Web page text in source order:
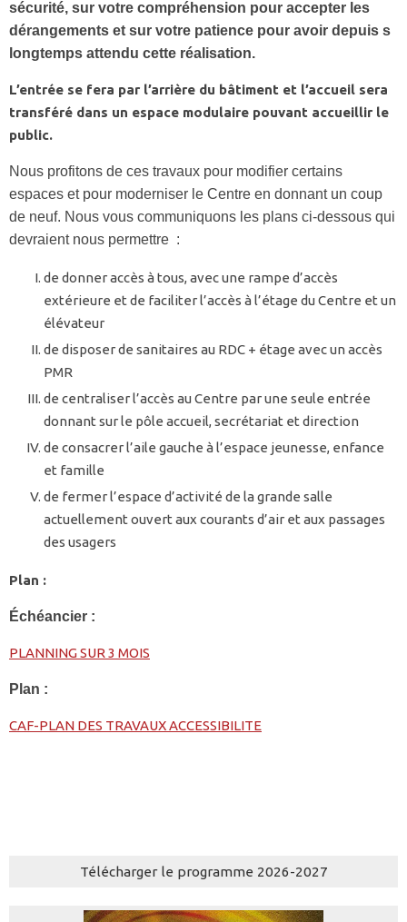
sécurité, sur votre compréhension pour accepter les
dérangements et sur votre patience pour avoir depuis s
longtemps attendu cette réalisation.
L’entrée se fera par l’arrière du bâtiment et l’accueil sera
transféré dans un espace modulaire pouvant accueillir le
public.
Nous profitons de ces travaux pour modifier certains
espaces et pour moderniser le Centre en donnant un coup
de neuf. Nous vous communiquons les plans ci-dessous qui
devraient nous permettre :
de donner accès à tous, avec une rampe d’accès
extérieure et de faciliter l’accès à l’étage du Centre et un
élévateur
de disposer de sanitaires au RDC + étage avec un accès
PMR
de centraliser l’accès au Centre par une seule entrée
donnant sur le pôle accueil, secrétariat et direction
de consacrer l’aile gauche à l’espace jeunesse, enfance
et famille
de fermer l’espace d’activité de la grande salle
actuellement ouvert aux courants d’air et aux passages
des usagers
Plan :
Échéancier :
PLANNING SUR 3 MOIS
Plan :
CAF-PLAN DES TRAVAUX ACCESSIBILITE
Télécharger le programme 2026-2027